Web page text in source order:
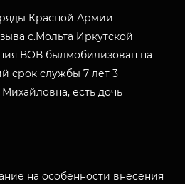
ряды Красной Армии
с.Мольта Иркутской
ВОВ былмобилизован на
срок службы 7 лет 3
есть дочь
на особенности внесения